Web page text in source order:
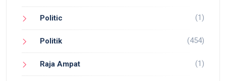
Politic (1)
Politik (454)
Raja Ampat (1)